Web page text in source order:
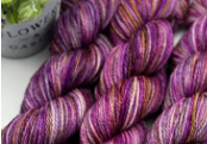
tootel
on
mitu
varianti.
Valikud